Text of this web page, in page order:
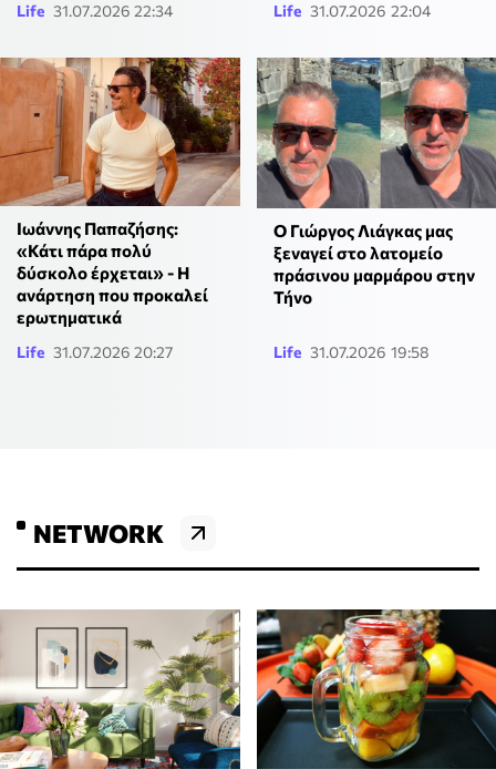
Life 31.07.2026 22:34 Life 31.07.2026 22:04
Ιωάννης Παπαζήσης:
«Κάτι πάρα πολύ
δύσκολο έρχεται» - Η
ανάρτηση που προκαλεί
ερωτηματικά
Life 31.07.2026 20:27
Ο Γιώργος Λιάγκας μας
ξεναγεί στο λατομείο
πράσινου μαρμάρου στην
Τήνο
Life 31.07.2026 19:58
NETWORK